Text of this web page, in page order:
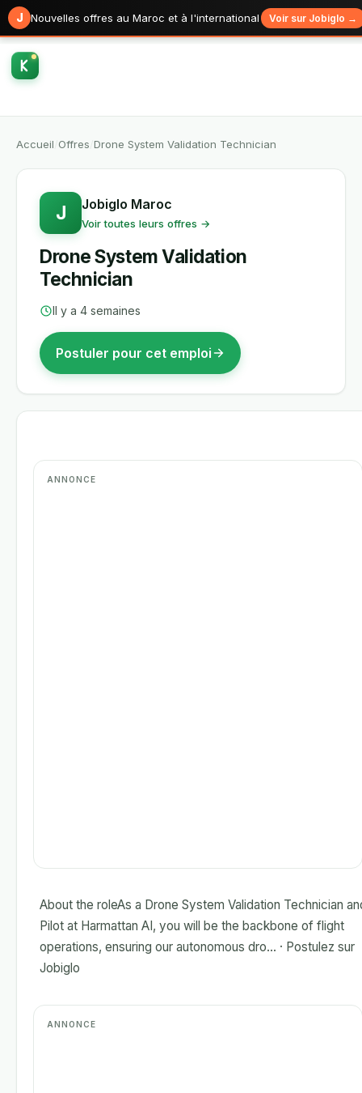
J Nouvelles offres au Maroc et à l'international Voir sur Jobiglo →
Accueil Offres Drone System Validation Technician
J Jobiglo Maroc
Voir toutes leurs offres →
Drone System Validation
Technician
Il y a 4 semaines
Postuler pour cet emploi
About the roleAs a Drone System Validation Technician
Pilot at Harmattan AI, you will be the backbone of flight
operations, ensuring our autonomous dro... · Postulez sur
Jobiglo